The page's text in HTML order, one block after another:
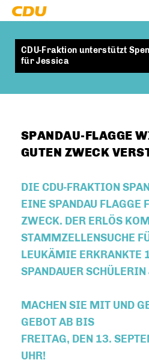
CDU-Fraktion unterstützt
für Jessica
SPANDAU-FLAGGE
GUTEN ZWECK
DIE CDU-FRAKTION
EINE SPANDAU FLAGGE
ZWECK. DER ERLÖS
STAMMZELLENSUCHE
LEUKÄMIE ERKRANKTE
SPANDAUER
MACHEN SIE MIT UND
GEBOT AB BIS
FREITAG, DEN 13.
UHR!